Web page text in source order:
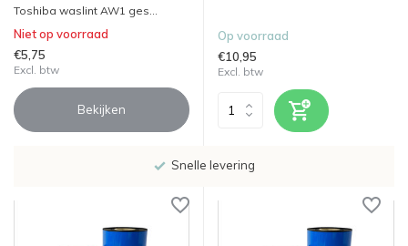
Toshiba waslint AW1 ges...
Niet op voorraad
€5,75
Excl. btw
Bekijken
Op voorraad
€10,95
Excl. btw
Snelle levering